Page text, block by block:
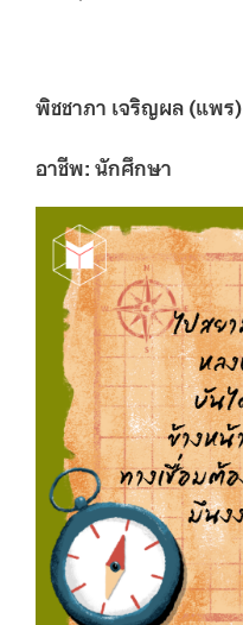
พิชชาภา เจริญผล (แพร)
อาชีพ: นักศึกษา